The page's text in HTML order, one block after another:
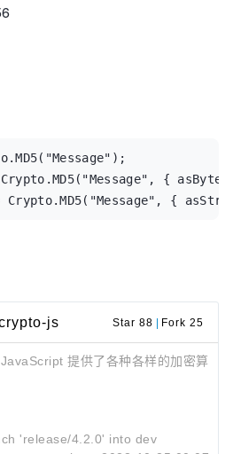
{
js Star 88 | Fork 25
提供了各种各样的加密算
'release/4.2.0' into develop